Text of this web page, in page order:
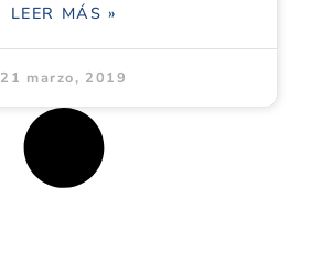
LEER MÁS »
21 marzo, 2019